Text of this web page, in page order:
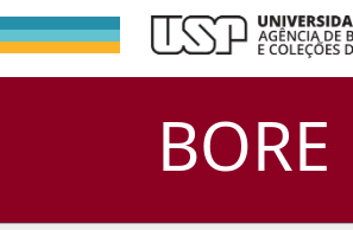
BORE